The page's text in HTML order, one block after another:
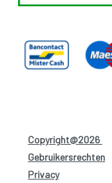
Copyright@2026
Gebruikersrechten
Privacy-